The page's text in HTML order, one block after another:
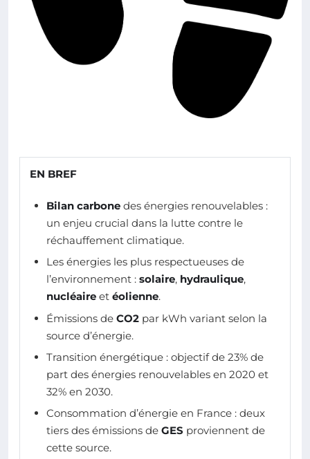
EN BREF
Bilan carbone des énergies renouvelables :
un enjeu crucial dans la lutte contre le
réchauffement climatique.
Les énergies les plus respectueuses de
l’environnement : solaire, hydraulique,
nucléaire et éolienne.
Émissions de CO2 par kWh variant selon la
source d’énergie.
Transition énergétique : objectif de 23% de
part des énergies renouvelables en 2020 et
32% en 2030.
Consommation d’énergie en France : deux
tiers des émissions de GES proviennent de
cette source.